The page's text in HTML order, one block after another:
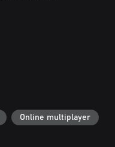
Online multiplayer